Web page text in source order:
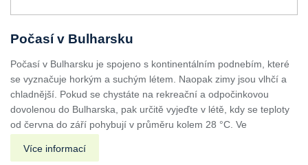
Počasí v Bulharsku
Počasí v Bulharsku je spojeno s kontinentálním podnebím, které
se vyznačuje horkým a suchým létem. Naopak zimy jsou vlhčí a
chladnější. Pokud se chystáte na rekreační a odpočinkovou
dovolenou do Bulharska, pak určitě vyjeďte v létě, kdy se teploty
od června do září pohybují v průměru kolem 28 °C. Ve
Více informací